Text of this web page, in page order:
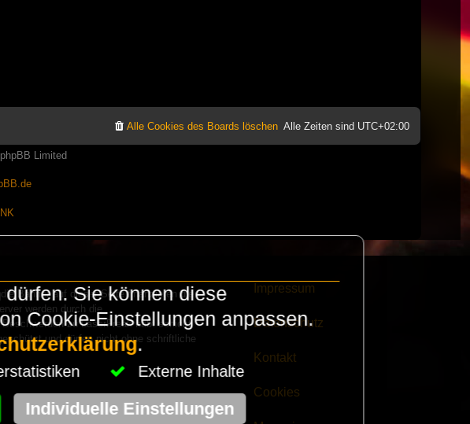
Alle Zeiten sind UTC+02:00
Alle Cookies des Boards löschen
Limited
Banner auf dieser Seite finanzieren die
werden durch die
zu LaserFreak habt schickt
und dürfen nicht ohne schriftliche
Impressum
Datenschutz
Kontakt
Cookies
Sie können diese
Cookie-Einstellungen anpassen.
.
Externe Inhalte
Individuelle Einstellungen